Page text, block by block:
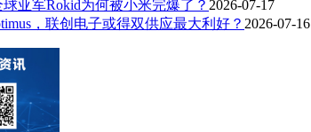
亚军Rokid为何被小米完爆了？ 2026-07-17
，联创电子或得双供应最大利好？ 2026-07-16